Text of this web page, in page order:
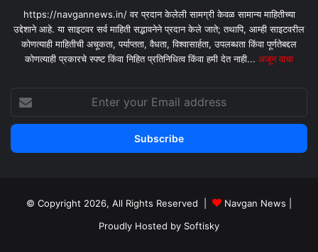
https://navgannews.in/ वर प्रदान केलेली सामग्री केवळ सामान्य माहितीच्या
उद्देशाने आहे. या साइटवर सर्व माहिती सद्भावनेने प्रदान केले जाते; तथापि, आम्ही साइटवरील
कोणत्याही माहितीची अचूकता, पर्याप्तता, वैधता, विश्वासार्हता, उपलब्धता किंवा पूर्णतेबद्दल
कोणत्याही प्रकारचे स्पष्ट किंवा निहित प्रतिनिधित्व किंवा हमी देत ​​नाही... अजून वाचा
your
Email
© Copyright 2026, All Rights Reserved | Navgan News
Proudly Hosted by Softisky